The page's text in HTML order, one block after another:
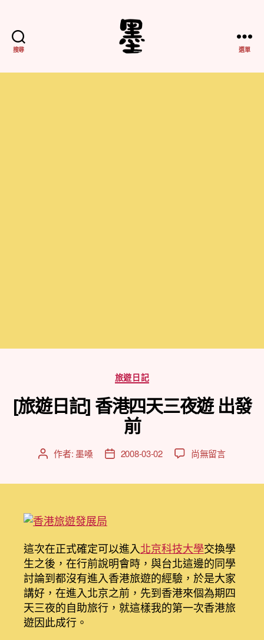
搜尋
務
選單
分
類
旅遊日記
[旅遊日記] 香港四天三夜遊 出發
前
文 作者: 墨嗓
文 2008-03-02
在
四
天
三
夜
遊
出
尚無留言
這次在正式確定可以進入北京科技大學交換學
生之後，在行前說明會時，與台北這邊的同學
討論到都沒有進入香港旅遊的經驗，於是大家
講好，在進入北京之前，先到香港來個為期四
天三夜的自助旅行，就這樣我的第一次香港旅
遊因此成行。